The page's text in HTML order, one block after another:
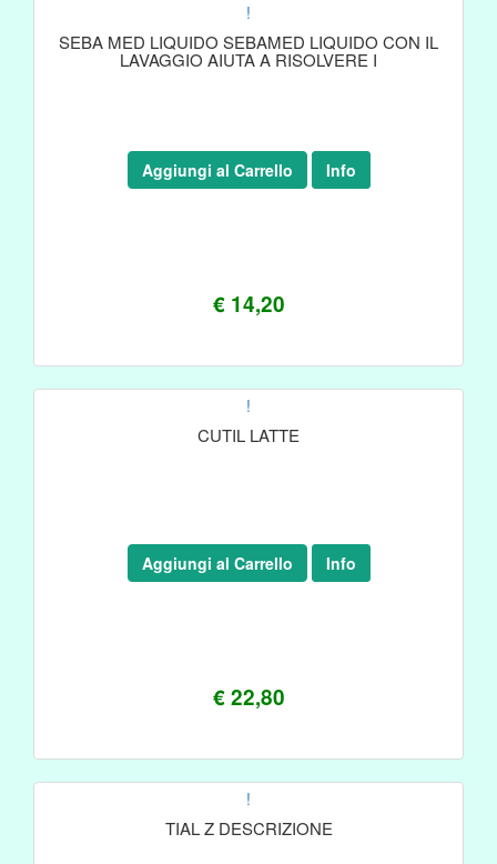
!
SEBA MED LIQUIDO SEBAMED LIQUIDO CON IL
LAVAGGIO AIUTA A RISOLVERE I
€ 14,20
Aggiungi al Carrello Info
!
CUTIL LATTE
€ 22,80
Aggiungi al Carrello Info
!
TIAL Z DESCRIZIONE